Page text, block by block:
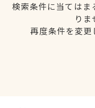
検索条件に当てはま
りま
再度条件を変更